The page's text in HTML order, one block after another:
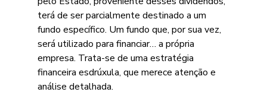
terá de ser parcialmente destinado a um
fundo específico. Um fundo que, por sua vez,
será utilizado para financiar… a própria
empresa. Trata-se de uma estratégia
financeira esdrúxula, que merece atenção e
análise detalhada.